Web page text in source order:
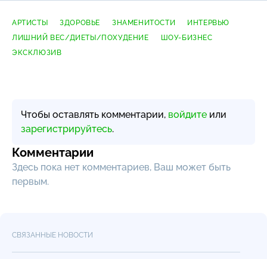
АРТИСТЫ ЗДОРОВЬЕ ЗНАМЕНИТОСТИ
ИНТЕРВЬЮ
ЛИШНИЙ ВЕС/ДИЕТЫ/ПОХУДЕНИЕ
ШОУ-БИЗНЕС
ЭКСКЛЮЗИВ
Чтобы оставлять комментарии, войдите или
зарегистрируйтесь.
Комментарии
Здесь пока нет комментариев, Ваш может быть
первым.
СВЯЗАННЫЕ НОВОСТИ